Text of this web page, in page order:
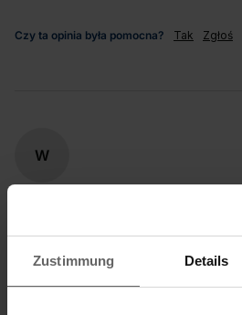
Zustimmung Details
Czy ta opinia była pomocna? Tak Zgłoś
W
Polecam ten produkt